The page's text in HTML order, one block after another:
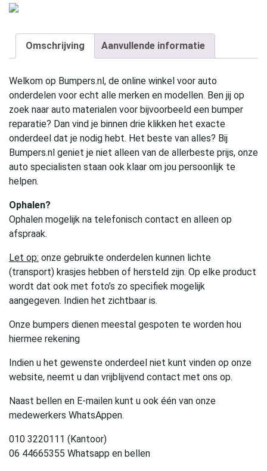
Omschrijving Aanvullende informatie
Welkom op Bumpers.nl, de online winkel voor auto
onderdelen voor echt alle merken en modellen. Ben jij op
zoek naar auto materialen voor bijvoorbeeld een bumper
reparatie? Dan vind je binnen drie klikken het exacte
onderdeel dat je nodig hebt. Het beste van alles? Bij
Bumpers.nl geniet je niet alleen van de allerbeste prijs, onze
auto specialisten staan ook klaar om jou persoonlijk te
helpen.
Ophalen?
Ophalen mogelijk na telefonisch contact en alleen op
afspraak.
Let op: onze gebruikte onderdelen kunnen lichte
(transport) krasjes hebben of hersteld zijn. Op elke product
wordt dat ook met foto’s zo specifiek mogelijk
aangegeven. Indien het zichtbaar is.
Onze bumpers dienen meestal gespoten te worden hou
hiermee rekening
Indien u het gewenste onderdeel niet kunt vinden op onze
website, neemt u dan vrijblijvend contact met ons op.
Naast bellen en E-mailen kunt u ook één van onze
medewerkers WhatsAppen.
010 3220111 (Kantoor)
06 44665355 Whatsapp en bellen